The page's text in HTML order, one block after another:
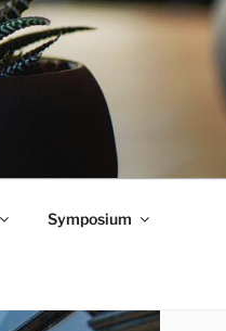
Symposium